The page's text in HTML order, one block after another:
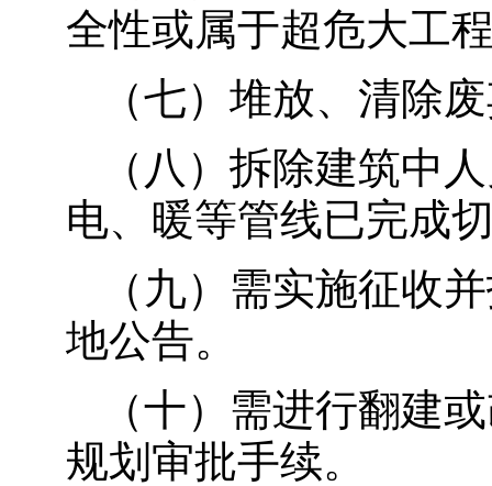
全性或属于超危大工
（七）堆放、清除
（八）拆除建筑中
电、暖等管线已完成
（九）需实施征收
地公告。
（十）需进行翻建
规划审批手续